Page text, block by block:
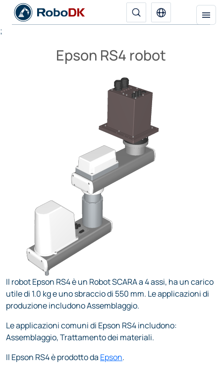
;
Epson RS4 robot
Il robot Epson RS4 è un Robot SCARA a 4 assi, ha un carico
utile di 1.0 kg e uno sbraccio di 550 mm. Le applicazioni di
produzione includono Assemblaggio.
Le applicazioni comuni di Epson RS4 includono:
Assemblaggio, Trattamento dei materiali.
Il Epson RS4 è prodotto da Epson.